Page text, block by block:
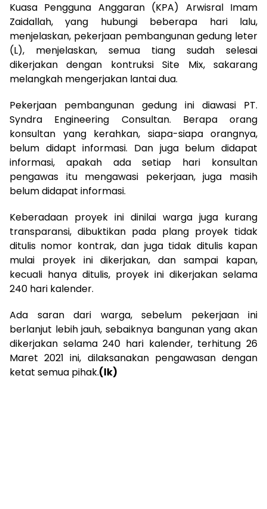
Kuasa Pengguna Anggaran (KPA) Arwisral Imam
Zaidallah, yang hubungi beberapa hari lalu,
menjelaskan, pekerjaan pembangunan gedung leter
(L), menjelaskan, semua tiang sudah selesai
dikerjakan dengan kontruksi Site Mix, sakarang
melangkah mengerjakan lantai dua.
Pekerjaan pembangunan gedung ini diawasi PT.
Syndra Engineering Consultan. Berapa orang
konsultan yang kerahkan, siapa-siapa orangnya,
belum didapt informasi. Dan juga belum didapat
informasi, apakah ada setiap hari konsultan
pengawas itu mengawasi pekerjaan, juga masih
belum didapat informasi.
Keberadaan proyek ini dinilai warga juga kurang
transparansi, dibuktikan pada plang proyek tidak
ditulis nomor kontrak, dan juga tidak ditulis kapan
mulai proyek ini dikerjakan, dan sampai kapan,
kecuali hanya ditulis, proyek ini dikerjakan selama
240 hari kalender.
Ada saran dari warga, sebelum pekerjaan ini
berlanjut lebih jauh, sebaiknya bangunan yang akan
dikerjakan selama 240 hari kalender, terhitung 26
Maret 2021 ini, dilaksanakan pengawasan dengan
ketat semua pihak.(lk)